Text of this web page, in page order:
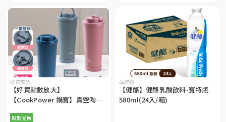
好買市集
【好買點數放大】
【CookPower 鍋寶】真空陶瓷
點數兌換
品牌館
【健酪】健酪乳酸飲料-寶特瓶
580ml(24入/箱)